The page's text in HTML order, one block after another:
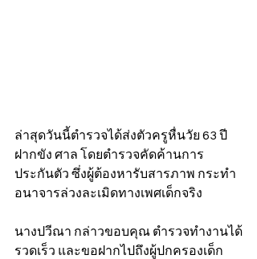
ล่าสุดวันนี้ตำรวจได้ส่งตัวครูหื่นวัย 63 ปี
ฝากขัง ศาล โดยตำรวจคัดค้านการ
ประกันตัว ซึ่งผู้ต้องหารับสารภาพ กระทำ
อนาจารล่วงละเมิดทางเพศเด็กจริง
นางปวีณา กล่าวขอบคุณ ตำรวจทำงานได้
รวดเร็ว และขอฝากไปถึงผู้ปกครองเด็ก